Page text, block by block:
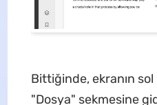
Bittiğinde, ekranın
"Dosya" sekmesine